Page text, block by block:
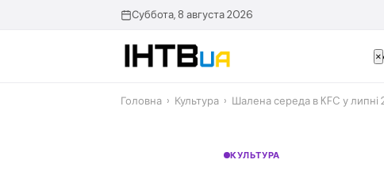
Суббота, 8 августа 2026
×
Головна › Культура › Шалена середа в KFC у
КУЛЬТУРА